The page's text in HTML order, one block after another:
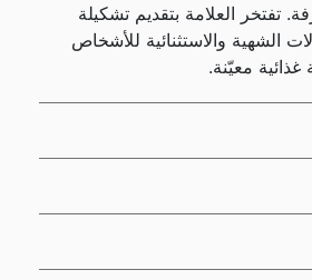
تفتخر العلامة بتقديم تشكيلة
الشهية والاستثنائية للأشخاص
غذائية معيّنة.